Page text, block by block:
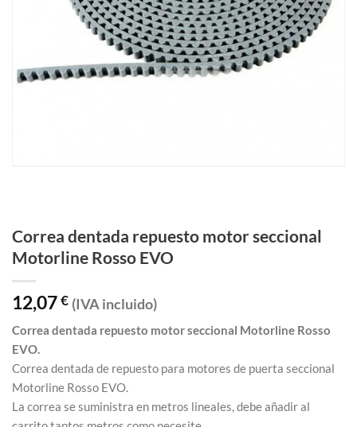
Correa dentada repuesto motor seccional
Motorline Rosso EVO
12,07€ (IVA incluido)
Correa dentada repuesto motor seccional Motorline Rosso
EVO.
Correa dentada de repuesto para motores de puerta seccional
Motorline Rosso EVO.
La correa se suministra en metros lineales, debe añadir al